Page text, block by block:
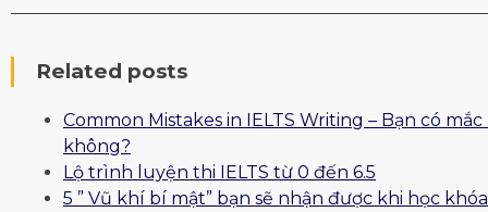
Related posts
Common Mistakes in IELTS Writing – Bạn có mắc
không?
Lộ trình luyện thi IELTS từ 0 đến 6.5
5 ” Vũ khí bí mật” bạn sẽ nhận được khi học